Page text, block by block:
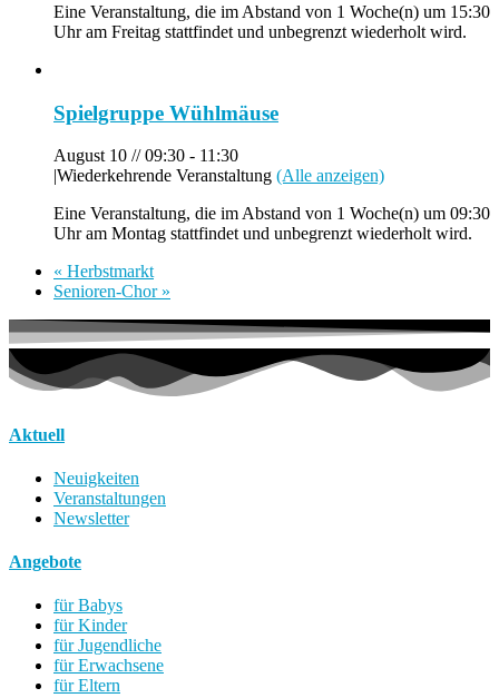
Eine Veranstaltung, die im Abstand von 1 Woche(n) um 15:30
Uhr am Freitag stattfindet und unbegrenzt wiederholt wird.
Spielgruppe Wühlmäuse
August 10 // 09:30 - 11:30
|Wiederkehrende Veranstaltung (Alle anzeigen)
Eine Veranstaltung, die im Abstand von 1 Woche(n) um 09:30
Uhr am Montag stattfindet und unbegrenzt wiederholt wird.
« Herbstmarkt
Senioren-Chor »
Aktuell
Neuigkeiten
Veranstaltungen
Newsletter
Angebote
für Babys
für Kinder
für Jugendliche
für Erwachsene
für Eltern